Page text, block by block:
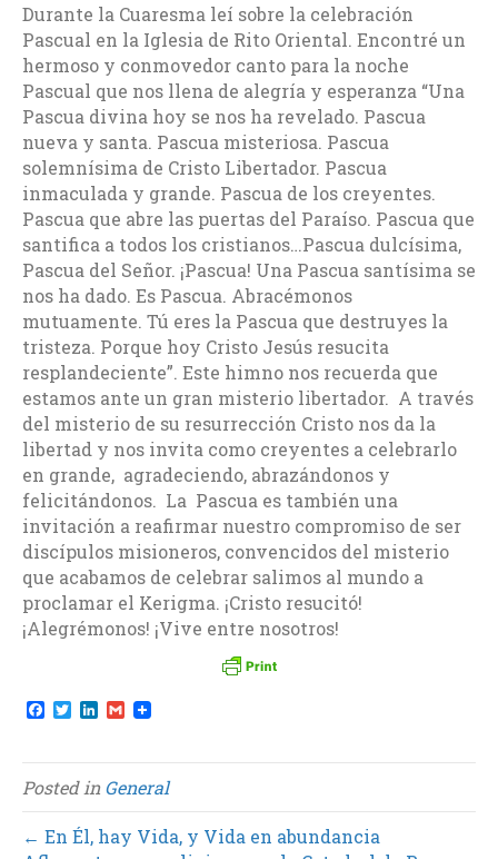
Durante la Cuaresma leí sobre la celebración
Pascual en la Iglesia de Rito Oriental. Encontré un
hermoso y conmovedor canto para la noche
Pascual que nos llena de alegría y esperanza “Una
Pascua divina hoy se nos ha revelado. Pascua
nueva y santa. Pascua misteriosa. Pascua
solemnísima de Cristo Libertador. Pascua
inmaculada y grande. Pascua de los creyentes.
Pascua que abre las puertas del Paraíso. Pascua que
santifica a todos los cristianos…Pascua dulcísima,
Pascua del Señor. ¡Pascua! Una Pascua santísima se
nos ha dado. Es Pascua. Abracémonos
mutuamente. Tú eres la Pascua que destruyes la
tristeza. Porque hoy Cristo Jesús resucita
resplandeciente”. Este himno nos recuerda que
estamos ante un gran misterio libertador. A través
del misterio de su resurrección Cristo nos da la
libertad y nos invita como creyentes a celebrarlo
en grande, agradeciendo, abrazándonos y
felicitándonos. La Pascua es también una
invitación a reafirmar nuestro compromiso de ser
discípulos misioneros, convencidos del misterio
que acabamos de celebrar salimos al mundo a
proclamar el Kerigma. ¡Cristo resucitó!
¡Alegrémonos! ¡Vive entre nosotros!
F
e
b
o
o
k
T
t
t
e
r
L
k
e
d
I
n
G
i
l
Posted inGeneral
← En Él, hay Vida, y Vida en abundancia